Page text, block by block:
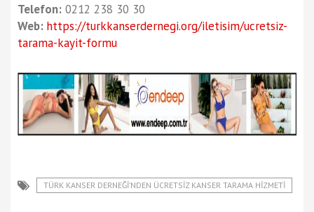
Telefon: 0212 238 30 30
Web: https://turkkanserdernegi.org/iletisim/ucretsiz-
tarama-kayit-formu
TÜRK KANSER DERNEĞI’NDEN ÜCRETSIZ KANSER TARAMA HIZMETI